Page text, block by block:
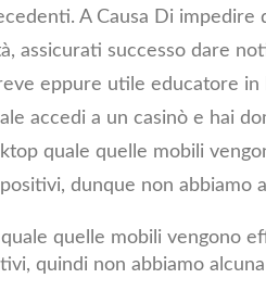
A Causa Di impedire
assicurati successo dare
eppure utile educatore
accedi a un casinò e hai
quale quelle mobili
dunque non abbiamo
quelle mobili vengono
quindi non abbiamo